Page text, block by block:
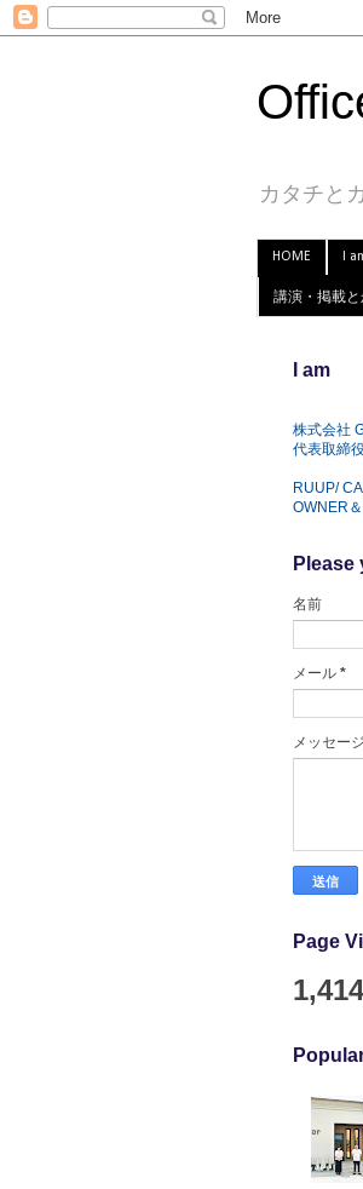
カタチと
HOME I
講演・掲載と
I am
株式会社
代表取締
RUUP/
OWNER
Please
名前
メール *
メッセージ
Page